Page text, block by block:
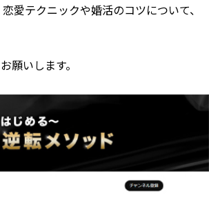
愛テクニックや婚活のコツについて、
願いします。